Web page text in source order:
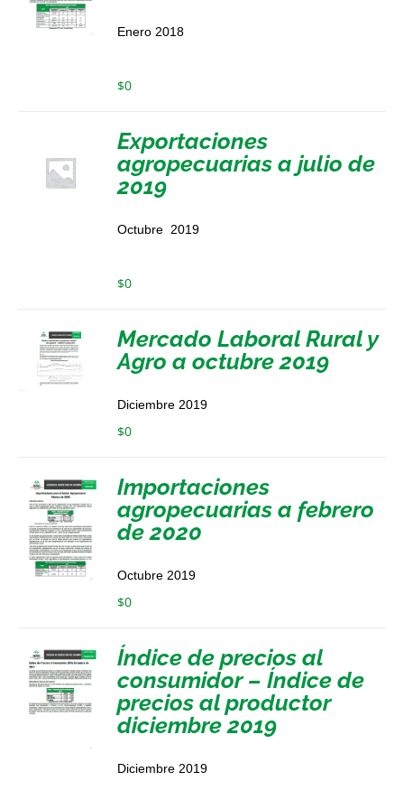
Enero 2018
$0
Exportaciones
agropecuarias a julio de
2019
Octubre 2019
$0
Mercado Laboral Rural y
Agro a octubre 2019
Diciembre 2019
$0
Importaciones
agropecuarias a febrero
de 2020
Octubre 2019
$0
Índice de precios al
consumidor – Índice de
precios al productor
diciembre 2019
Diciembre 2019